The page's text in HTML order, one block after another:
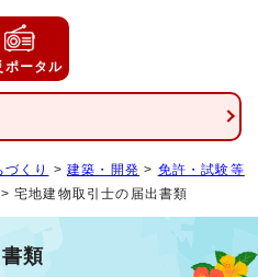
ポータル
づくり >建築・開発 > 免許・試験等
> 宅地建物取引士の届出書類
類